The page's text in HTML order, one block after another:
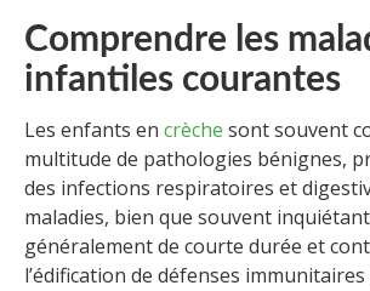
Comprendre les
infantiles courantes
Les enfants en crèche sont souvent
multitude de pathologies bénignes,
des infections respiratoires et
maladies, bien que souvent
généralement de courte durée et
l’édification de défenses